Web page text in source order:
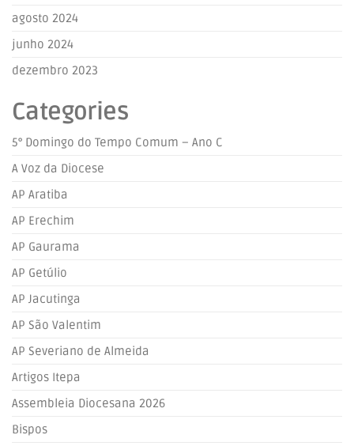
agosto 2024
junho 2024
dezembro 2023
Categories
5° Domingo do Tempo Comum – Ano C
A Voz da Diocese
AP Aratiba
AP Erechim
AP Gaurama
AP Getúlio
AP Jacutinga
AP São Valentim
AP Severiano de Almeida
Artigos Itepa
Assembleia Diocesana 2026
Bispos